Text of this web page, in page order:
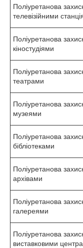
Поліуретанова
телевізійними
Поліуретанова
кіностудіями
Поліуретанова
театрами
Поліуретанова
музеями
Поліуретанова
бібліотеками
Поліуретанова
архівами
Поліуретанова
галереями
Поліуретанова
виставковими